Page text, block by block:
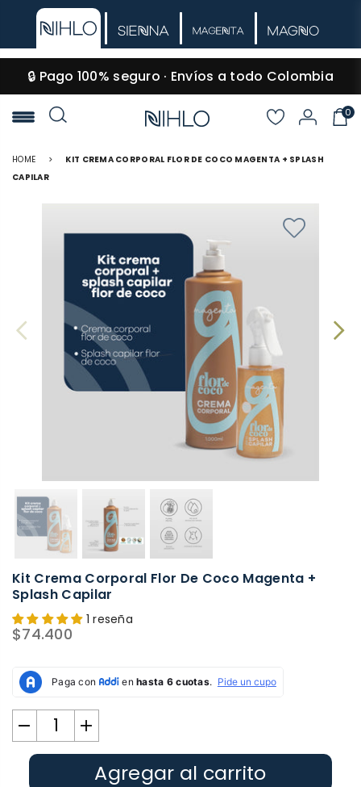
🔒 Pago 100% seguro · Envíos a todo Colombia
NIHLO
0
HOME >
KIT CREMA CORPORAL FLOR DE COCO MAGENTA + SPLASH
CAPILAR
Kit Crema Corporal Flor De Coco Magenta +
Splash Capilar
1 reseña
Precio
$74.400
Agregar al carrito